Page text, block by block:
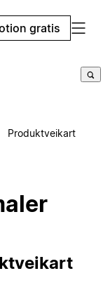
gratis
Produktveikart